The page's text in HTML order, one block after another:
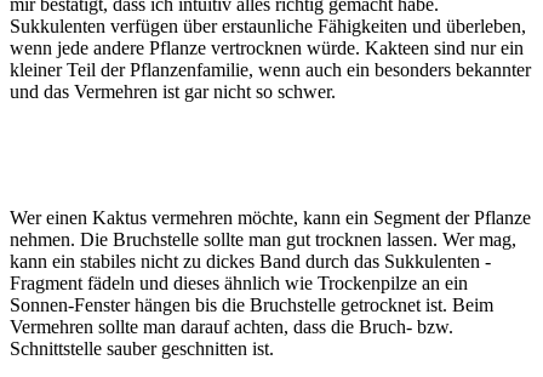
Sukkulenten verfügen über erstaunliche Fähigkeiten und überleben,
wenn jede andere Pflanze vertrocknen würde. Kakteen sind nur ein
kleiner Teil der Pflanzenfamilie, wenn auch ein besonders bekannter
und das Vermehren ist gar nicht so schwer.
Wer einen Kaktus vermehren möchte, kann ein Segment der Pflanze
nehmen. Die Bruchstelle sollte man gut trocknen lassen. Wer mag,
kann ein stabiles nicht zu dickes Band durch das Sukkulenten -
Fragment fädeln und dieses ähnlich wie Trockenpilze an ein
Sonnen-Fenster hängen bis die Bruchstelle getrocknet ist. Beim
Vermehren sollte man darauf achten, dass die Bruch- bzw.
Schnittstelle sauber geschnitten ist.